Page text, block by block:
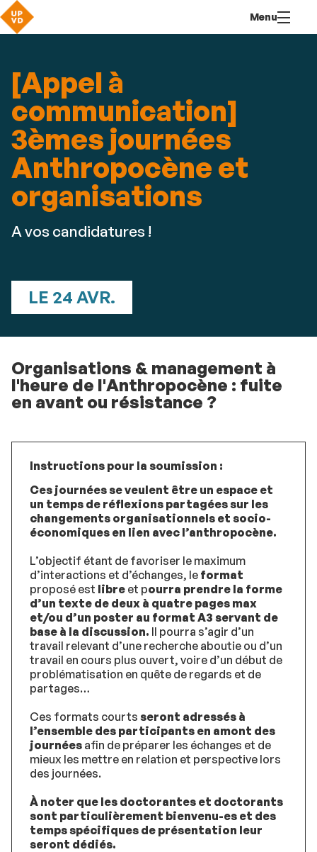
contenu
Menu
[Appel à
communication]
3èmes journées
Anthropocène et
organisations
A vos candidatures !
LE 24 AVR.
Organisations & management à
l'heure de l'Anthropocène : fuite
en avant ou résistance ?
Instructions pour la soumission :
Ces journées se veulent être un espace et
un temps de réflexions partagées sur les
changements organisationnels et socio-
économiques en lien avec l’anthropocène.
L’objectif étant de favoriser le maximum
d’interactions et d’échanges, le format
proposé est libre et pourra prendre la forme
d’un texte de deux à quatre pages max
et/ou d’un poster au format A3 servant de
base à la discussion. Il pourra s’agir d’un
travail relevant d’une recherche aboutie ou d’un
travail en cours plus ouvert, voire d’un début de
problématisation en quête de regards et de
partages…
Ces formats courts seront adressés à
l’ensemble des participants en amont des
journées afin de préparer les échanges et de
mieux les mettre en relation et perspective lors
des journées.
À noter que les doctorantes et doctorants
sont particulièrement bienvenu-es et des
temps spécifiques de présentation leur
seront dédiés.